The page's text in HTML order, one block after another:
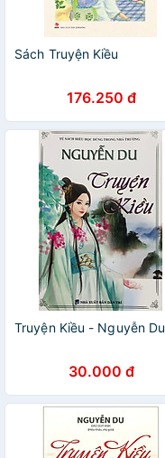
Sách Truyện Kiều
176.250 đ
Truyện Kiều - Nguyễn Du
30.000 đ